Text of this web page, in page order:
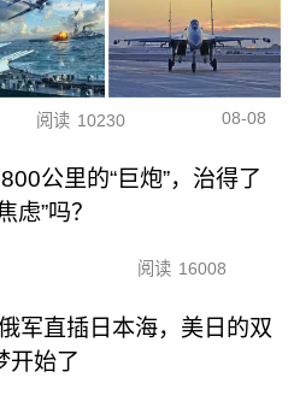
阅读 10230 08-08
公里的“巨炮”，治得了
虑”吗？
阅读 16008
军直插日本海，美日的双
开始了